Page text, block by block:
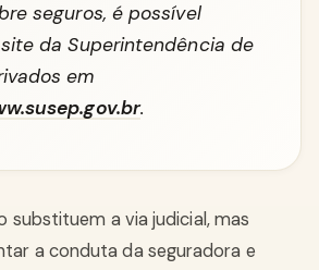
seguros, é possível
da Superintendência de
em
.
substituem a via judicial, mas
a conduta da seguradora e